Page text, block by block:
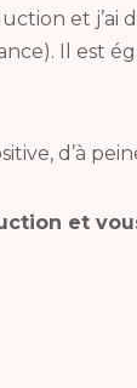
et j’ai
Il est
d’à
et